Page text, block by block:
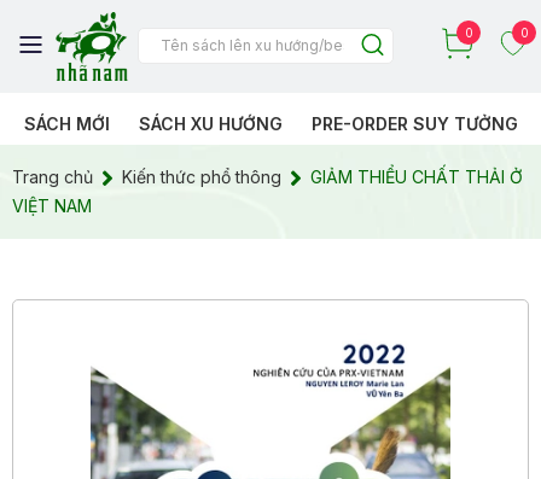
0 0
SÁCH MỚI SÁCH XU HƯỚNG PRE-ORDER SUY TƯỞNG
Trang chủ Kiến thức phổ thông
GIẢM THIỂU CHẤT THẢI Ở
VIỆT NAM